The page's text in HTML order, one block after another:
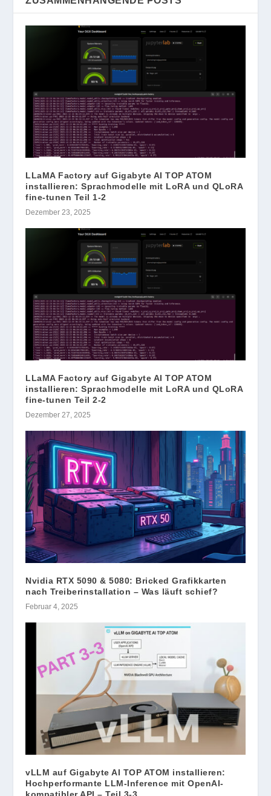
LLaMA Factory auf Gigabyte AI TOP ATOM
installieren: Sprachmodelle mit LoRA und QLoRA
fine-tunen Teil 1-2
Dezember 23, 2025
LLaMA Factory auf Gigabyte AI TOP ATOM
installieren: Sprachmodelle mit LoRA und QLoRA
fine-tunen Teil 2-2
Dezember 27, 2025
Nvidia RTX 5090 & 5080: Bricked Grafikkarten
nach Treiberinstallation – Was läuft schief?
Februar 4, 2025
vLLM auf Gigabyte AI TOP ATOM installieren:
Hochperformante LLM-Inference mit OpenAI-